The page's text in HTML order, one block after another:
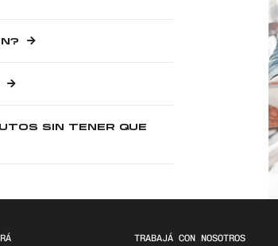
SIN TENER QUE
TRABAJÁ CON NOSOTROS